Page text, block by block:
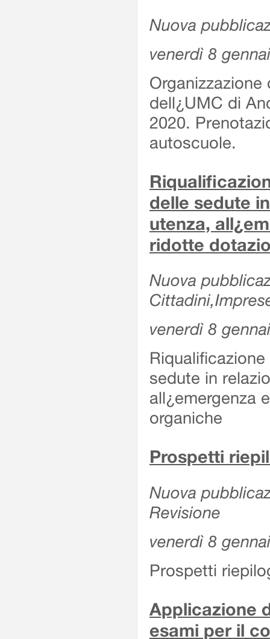
Nuova
venerdì 8
dell¿UMC di
2020.
autoscuole.
delle sedute
utenza,
ridotte
Nuova
venerdì 8
sedute in
all¿emergenza
organiche
Prospetti
Nuova
Revisione
venerdì 8
Prospetti
Applicazione
esami per il